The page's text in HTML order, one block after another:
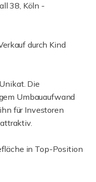
38, Köln -
durch Kind
Die
Umbauaufwand
für Investoren
in Top-Position